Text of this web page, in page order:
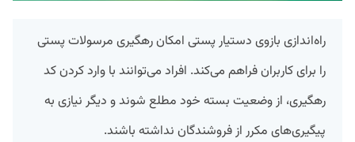
راه‌اندازی بازوی دستیار پستی امکان رهگیری مرسولات پستی
را برای کاربران فراهم می‌کند. افراد می‌توانند با وارد کردن کد
رهگیری، از وضعیت بسته خود مطلع شوند و دیگر نیازی به
پیگیری‌های مکرر از فروشندگان نداشته باشند.